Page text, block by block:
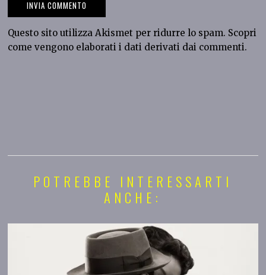
Questo sito utilizza Akismet per ridurre lo spam. Scopri
come vengono elaborati i dati derivati dai commenti.
POTREBBE INTERESSARTI
ANCHE: